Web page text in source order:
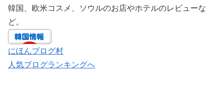
韓国、欧米コスメ、ソウルのお店やホテルのレビューな
ど。
にほんブログ村
人気ブログランキングへ